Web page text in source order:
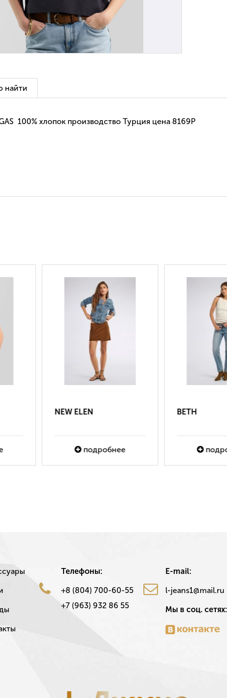
найти
100% хлопок производство Турция цена 8169Р
подробнее
SADDY GAS
подробнее
Телефоны:
+8 (804) 700-60-55
+7 (963) 932 86 55
E-mail:
l-jeans1@mail.ru
Мы в соц. сетях: